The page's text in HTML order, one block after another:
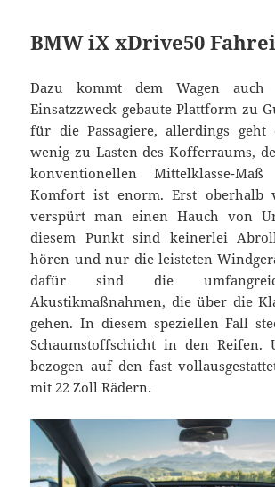
BMW iX xDrive50
Dazu kommt dem Wagen
Einsatzzweck gebaute Plattform zu
für die Passagiere, allerdings geht
wenig zu Lasten des Kofferraums,
konventionellen Mittelklasse-
Komfort ist enorm. Erst oberhalb
verspürt man einen Hauch von
diesem Punkt sind keinerlei
hören und nur die leisteten
dafür sind die
Akustikmaßnahmen, die über die
gehen. In diesem speziellen Fall
Schaumstoffschicht in den Reifen.
bezogen auf den fast
mit 22 Zoll Rädern.